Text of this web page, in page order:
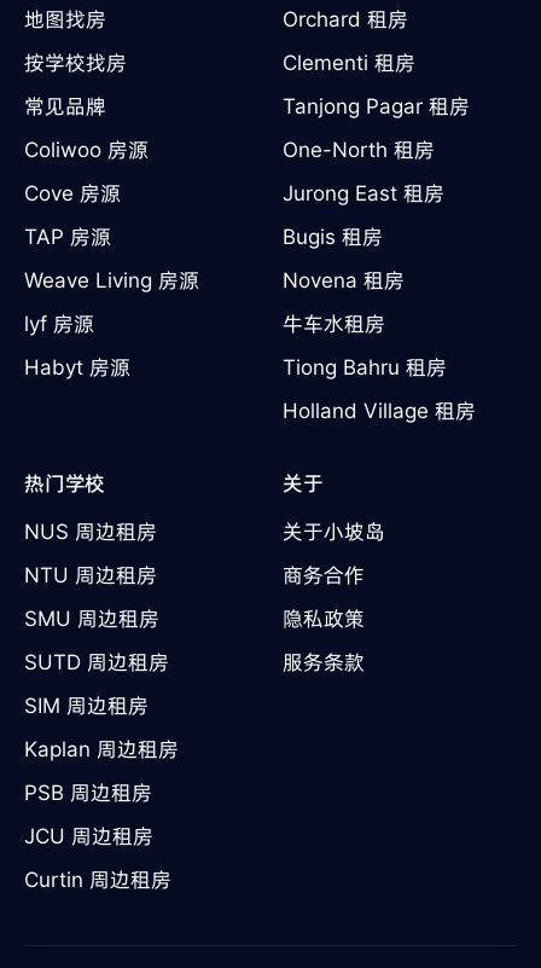
地图找房
按学校找房
常见品牌
Coliwoo 房源
Cove 房源
TAP 房源
Weave Living 房源
lyf 房源
Habyt 房源
Orchard 租房
Clementi 租房
Tanjong Pagar 租房
One-North 租房
Jurong East 租房
Bugis 租房
Novena 租房
牛车水租房
Tiong Bahru 租房
Holland Village 租房
热门学校
NUS 周边租房
NTU 周边租房
SMU 周边租房
SUTD 周边租房
SIM 周边租房
Kaplan 周边租房
PSB 周边租房
JCU 周边租房
Curtin 周边租房
关于
关于小坡岛
商务合作
隐私政策
服务条款